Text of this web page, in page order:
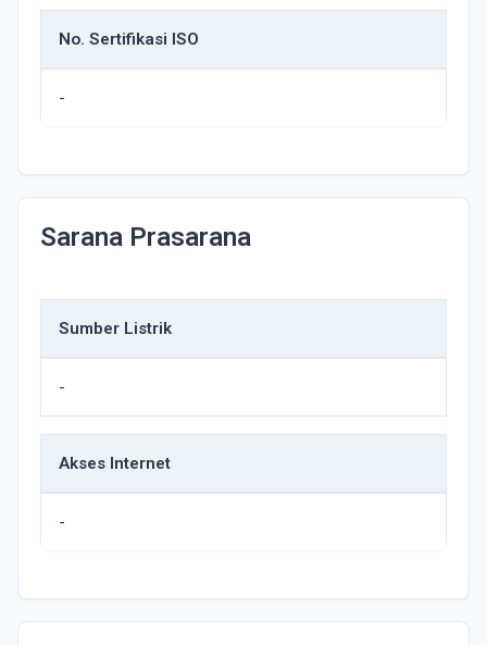
No. Sertifikasi ISO
-
Sarana Prasarana
Sumber Listrik
-
Akses Internet
-